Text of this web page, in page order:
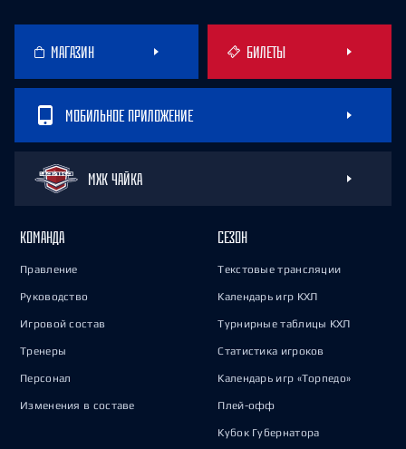
МАГАЗИН БИЛЕТЫ
МОБИЛЬНОЕ ПРИЛОЖЕНИЕ
МХК ЧАЙКА
КОМАНДА
Правление
Руководство
Игровой состав
Тренеры
Персонал
Изменения в составе
СЕЗОН
Текстовые трансляции
Календарь игр КХЛ
Турнирные таблицы КХЛ
Статистика игроков
Календарь игр «Торпедо»
Плей-офф
Кубок Губернатора